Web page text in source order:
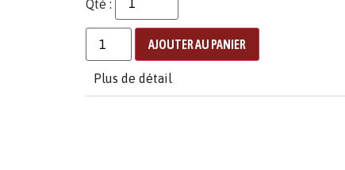
Qté :
AJOUTER AU PANIER
Plus de détail